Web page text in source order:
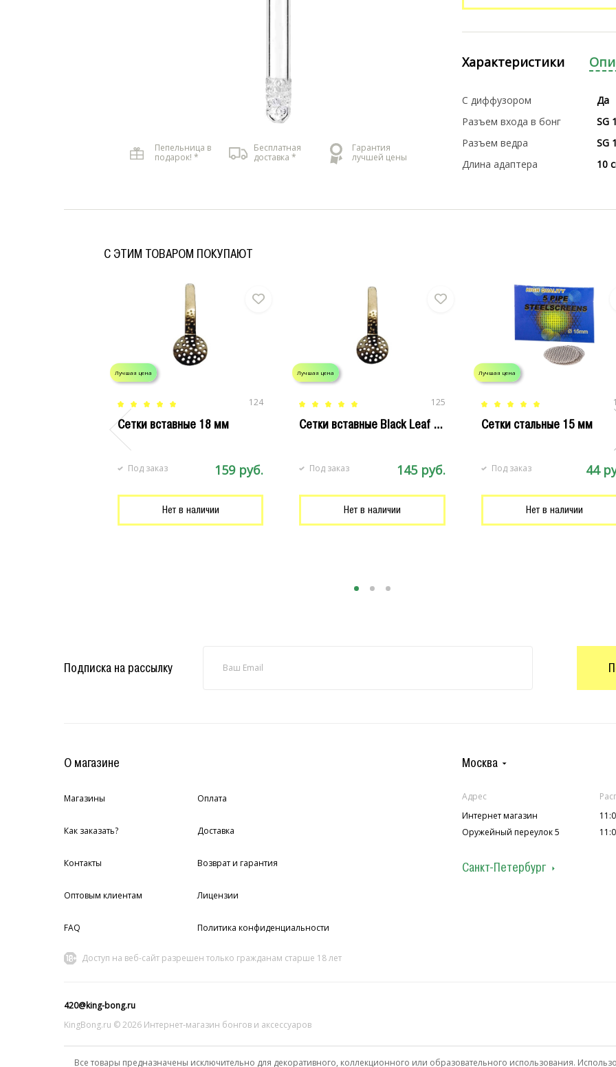
Пепельница в
подарок! *
Бесплатная
доставка *
Гарантия
лучшей цены
Характеристики
С диффузором
Да
Разъем входа в бонг
SG
Разъем ведра
SG
Длина адаптера
10
C ЭТИМ ТОВАРОМ ПОКУПАЮТ
Лучшая цена
124
Сетки вставные 18 мм
159 руб.
Под заказ
Нет в наличии
Лучшая цена
125
Сетки вставные Black Leaf 15 мм
145 руб.
Под заказ
Нет в наличии
Лучшая цена
Сетки стальные 15 мм
44
Под заказ
Нет в наличии
Подписка на рассылку
О магазине
Магазины Оплата
Как заказать? Доставка
Контакты Возврат и гарантия
Оптовым клиентам Лицензии
FAQ Политика конфиденциальности
Москва
Адрес
Интернет магазин
Оружейный переулок 5
Санкт-Петербург
Доступ на веб-сайт разрешен только гражданам старше 18 лет
420@king-bong.ru
KingBong.ru © 2026 Интернет‑магазин бонгов и аксессуаров
Все товары предназначены исключительно для декоративного, коллекционного или образовательного использования.